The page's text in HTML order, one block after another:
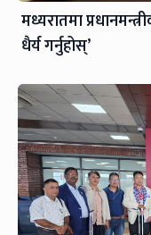
मध्यरातमा
धैर्य गर्नुहोस्’